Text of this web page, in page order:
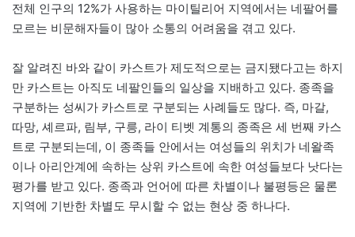
전체 인구의 12%가 사용하는 마이틸리어 지역에서는 네팔어를
모르는 비문해자들이 많아 소통의 어려움을 겪고 있다.
잘 알려진 바와 같이 카스트가 제도적으로는 금지됐다고는 하지
만 카스트는 아직도 네팔인들의 일상을 지배하고 있다. 종족을
구분하는 성씨가 카스트로 구분되는 사례들도 많다. 즉, 마갈,
따망, 셰르파, 림부, 구릉, 라이 티벳 계통의 종족은 세 번째 카스
트로 구분되는데, 이 종족들 안에서는 여성들의 위치가 네왈족
이나 아리안계에 속하는 상위 카스트에 속한 여성들보다 낫다는
평가를 받고 있다. 종족과 언어에 따른 차별이나 불평등은 물론
지역에 기반한 차별도 무시할 수 없는 현상 중 하나다.